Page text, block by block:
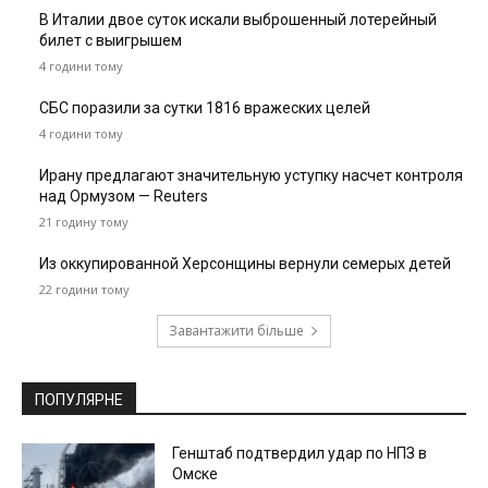
В Италии двое суток искали выброшенный лотерейный
билет с выигрышем
4 години тому
СБС поразили за сутки 1816 вражеских целей
4 години тому
Ирану предлагают значительную уступку насчет контроля
над Ормузом — Reuters
21 годину тому
Из оккупированной Херсонщины вернули семерых детей
22 години тому
Завантажити більше
ПОПУЛЯРНЕ
Генштаб подтвердил удар по НПЗ в
Омске